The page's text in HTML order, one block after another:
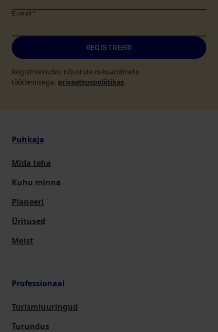
E-mail *
REGISTREERI
Registreerudes nõustute isikuandmete
töötlemisega. privaatsuspoliitikas.
Puhkaja
Mida teha
Kuhu minna
Planeeri
Üritused
Meist
Professionaal
Turismiuuringud
Turundus